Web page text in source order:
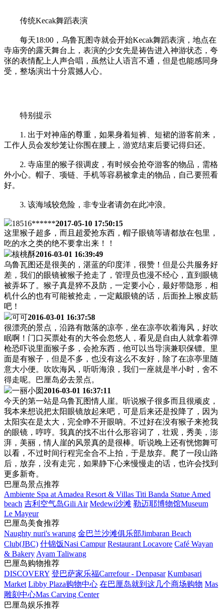
传统Kecak舞蹈表演
每天18:00，乌鲁瓦图寺就会开始Kecak舞蹈表演，地点在
寺庙旁的露天舞台上，表演的少女先是祷告进入神游状态，夸
张的表情配上人声合唱，虽然让人语言不通，但是也能感同身
受，整场演出十分震撼人心。
特别提示
1. 出于对神庙的尊重，如果身着短裤、短裙的游客前来，
工作人员会发纱笼让你围在腰上，游览结束后要记得归还。
2. 寺庙里的猴子很调皮，有时候会抢夺游客的物品，需格
外小心。帽子、项链、手机等容易被拿走的物品，自己要照看
好。
3. 该海域较危险，非专业者请勿在此冲浪。
18516******2017-05-10 17:50:15
这里猴子超多，而且超爱抢东西，帽子眼镜等请都放在包里，
吃的水之类的绝不要拿出来！！
核桃酥2016-03-01 16:39:49
乌鲁瓦图还是很美的，湛蓝的印度洋，很赞！但是公共服务好
差，我们的眼镜被猴子抢走了，管理员也漫不经心，直到眼镜
被弄坏了。猴子真是猝不及防，一定要小心，最好带隐形，相
机什么的也有可能被抢走，一定戴眼镜的话，后面拴上猴皮筋
吧！
可可2016-03-01 16:37:58
很漂亮的景点，沿路有散落的凉亭，坐在凉亭吹着海风，好吹
眠啊！门口买票处有的大爷会忽悠人，看见是自由人就拿着弹
枪恐吓说里面猴子多，会抢东西，他可以当导演兼职保镖。里
面是有猴子，但是不多，也没有这么不友好，除了在凉亭里随
意大小便。吹吹海风，听听海浪，我们一座就是半小时，舍不
得走呢。巴厘岛必去景点。
一丽小囡2016-03-01 16:37:11
今天的第一站是乌鲁瓦图情人崖。听说猴子很多而且很顽皮，
我本来想说把太阳眼镜放起来吧，可是后来还是投降了，因为
太阳实在是太大，完全睁不开眼呐。不过好在没有猴子来抢我
的眼镜，哼哼。我真的找不出什么形容词了，壮观，秀美，澎
湃，美丽，情人崖的风景真的是很棒。听说晚上还有恍惚舞可
以看，不过时间行程完全合不上拍，于是放弃。爬了一段山路
后，放弃，没有走完，如果静下心来慢慢走的话，也许会找到
更多新奇。
巴厘岛景点推荐
Ambiente Spa at Amadea Resort & Villas Titi Banda Statue Amed
beach 吉利空气岛Gili Air Medewi沙滩 勒迈耶博物馆Museum
Le Mayeur
巴厘岛美食推荐
Naughty nuri's warung 金巴兰沙滩俱乐部Jimbaran Beach
Club(JBC) 什锦饭Nasi Campur Restaurant Locavore Café Wayan
& Bakery Ayam Taliwang
巴厘岛购物推荐
DISCOVERY 登巴萨家乐福Carrefour - Denpasar Kumbasari
Market Libby Plaza购物中心 在巴厘岛就到这几个商场购物 Mas
雕刻中心Mas Carving Center
巴厘岛娱乐推荐